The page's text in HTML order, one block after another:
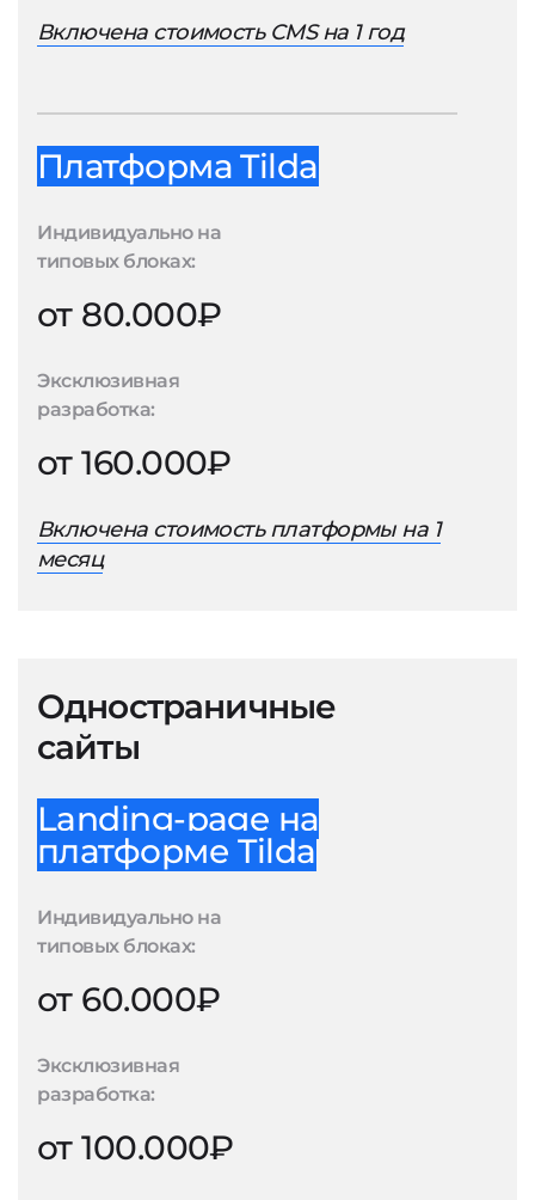
Включена стоимость CMS на 1 год
Платформа Tilda
Индивидуально на
типовых блоках:
от 80.000₽
Эксклюзивная
разработка:
от 160.000₽
Включена стоимость платформы на 1
месяц
Одностраничные
сайты
Landing-page на
платформе Tilda
Индивидуально на
типовых блоках:
от 60.000₽
Эксклюзивная
разработка:
от 100.000₽